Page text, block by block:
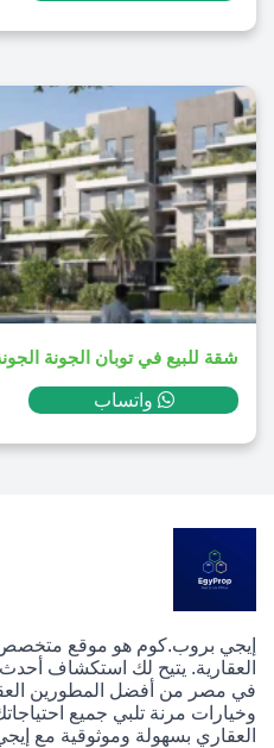
واتساب
إيجي بروب.كوم هو موقع
العقارية. يتيح لك استكشاف
في مصر من أفضل المطورين
وخيارات مرنة تلبي جميع
العقاري بسهولة وموثوقية مع